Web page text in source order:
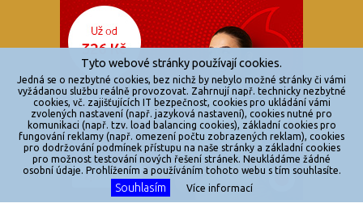
© 2026
zkouknoutfilm.cz
Všechna práva vyhrazena.
Powered by
Reklama
Sítě
Redakce
Jakékoliv užití obsahu je bez souhlasu provozovatele zakázáno.
Tyto webové stránky používají cookies.
Jedná se o nezbytné cookies, bez nichž by nebylo možné stránky či vámi
vyžádanou službu reálně provozovat. Zahrnují např. technicky nezbytné
cookies, vč. zajišťujících IT bezpečnost, cookies pro ukládání vámi
zvolených nastavení (např. jazyková nastavení), cookies nutné pro
komunikaci (např. tzv. load balancing cookies), základní cookies pro
fungování reklamy (např. omezení počtu zobrazených reklam), cookies
pro dodržování podmínek přístupu na naše stránky a základní cookies
pro možnost testování nových řešení stránek. Neukládáme žádné
osobní údaje. Prohlížením a používáním tohoto webu s tím souhlasíte.
Souhlasím Více informací